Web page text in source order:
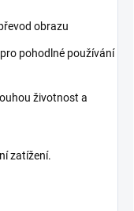
obrazu
pohodlné používání
životnost a
zatížení.